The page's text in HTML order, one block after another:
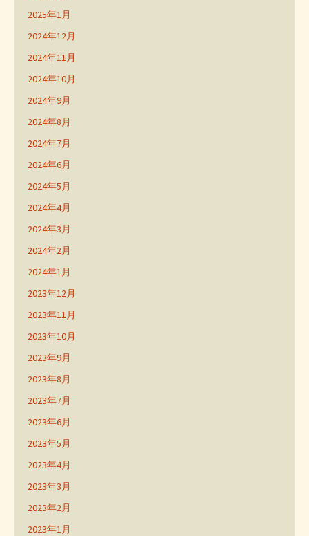
2025年1月
2024年12月
2024年11月
2024年10月
2024年9月
2024年8月
2024年7月
2024年6月
2024年5月
2024年4月
2024年3月
2024年2月
2024年1月
2023年12月
2023年11月
2023年10月
2023年9月
2023年8月
2023年7月
2023年6月
2023年5月
2023年4月
2023年3月
2023年2月
2023年1月